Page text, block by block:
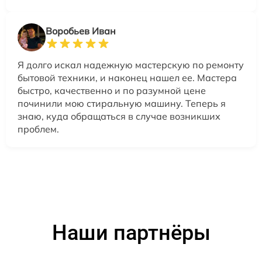
Воробьев Иван
Я долго искал надежную мастерскую по ремонту
бытовой техники, и наконец нашел ее. Мастера
быстро, качественно и по разумной цене
починили мою стиральную машину. Теперь я
знаю, куда обращаться в случае возникших
проблем.
Наши партнёры